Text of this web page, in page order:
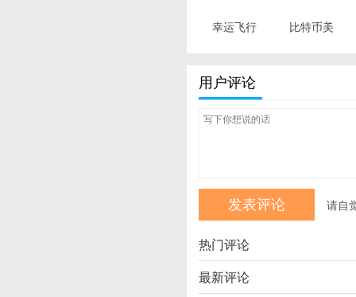
幸运飞行
比特币美
用户评论
请自
热门评论
最新评论